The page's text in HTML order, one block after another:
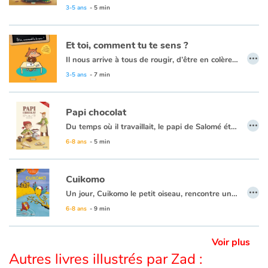
Apprendre les langues
Dyslexie, troubles de la lecture
Les plus lus
Coups de coeur
Le concept est soutenu par la qualité plastique des illustrations au pastel sec de ZAD qui interprète avec beaucoup d’à propos cette chanson loufoque.
3-5 ans - 5 min
Et toi, comment tu te sens ?
Il nous arrive à tous de rougir, d’être en colère, ou au contraire de nous sentir pousser des ailes. Mais pour les plus jeunes, il est souvent difficile de maîtriser ses émotions. Ce livre a pour objectif d’aider les enfants, à partir de 3 ans, à mettre un nom sur ce qu’ils ressentent, pour apprivoiser leurs émotions et mieux vivre avec elles.
3-5 ans - 7 min
…
Papi chocolat
Du temps où il travaillait, le papi de Salomé était chocolatier. Hélas, depuis qu’il a pris sa retraite, il ne veut plus entendre parler de chocolat. Pour sa petite fille, fini les truffes et les mokas ! Impossible de le faire changer d’avis. Le papi est bien décidé à profiter de sa retraite pour prendre du bon temps. Mais la fillette est tout aussi résolue à retrouver son Papi Chocolat, celui des truffes et des mokas.
6-8 ans - 5 min
…
Cuikomo
Un jour, Cuikomo le petit oiseau, rencontre un drôle de poisson nommé Léon. Aussitôt, il veut en faire son ami. Mais les poissons ne parlent pas aux oiseaux. Et les oiseaux ne parlent pas aux poissons ! Il en va ainsi depuis toujours... Pourtant, ce petit poisson semble si gentil, que Cuikomo, pour attirer son attention, improvise une chanson. Et Léon, avec sa bouche, joue les percussions.
6-8 ans - 9 min
…
Voir plus
Autres livres illustrés par Zad :